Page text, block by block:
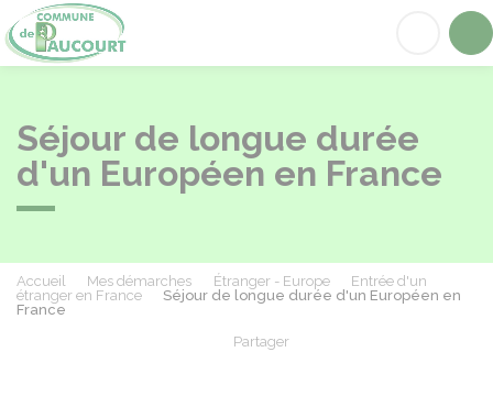
Séjour de longue durée
d'un Européen en France
Accueil Mes démarches Étranger - Europe
Entrée d'un
étranger en France
Séjour de longue durée d'un Européen en
France
Partager